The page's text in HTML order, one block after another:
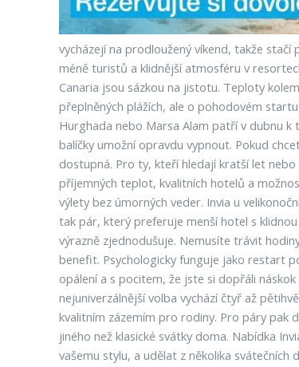
vycházejí na prodloužený víkend, takže
méně turistů a klidnější atmosféru v
Canaria jsou sázkou na jistotu. Teploty
přeplněných plážích, ale o pohodovém
Hurghada nebo Marsa Alam patří v dubnu
balíčky umožní opravdu vypnout. Pokud
dostupná. Pro ty, kteří hledají kratší let
příjemných teplot, kvalitních hotelů a
výlety bez úmorných veder. Invia u
tak pár, který preferuje menší hotel s
výrazně zjednodušuje. Nemusíte trávit
benefit. Psychologicky funguje jako restart
opálení a s pocitem, že jste si dopřáli
nejuniverzálnější volba vychází čtyř až
kvalitním zázemím pro rodiny. Pro páry pak
jiného než klasické svátky doma. Nabídka
vašemu stylu, a udělat z několika svátečních